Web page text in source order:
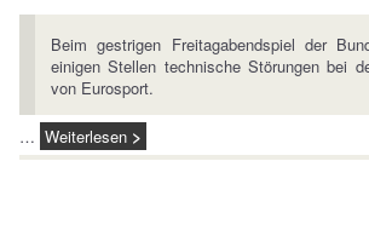
Beim gestrigen Freitagabendspiel der
einigen Stellen technische Störungen bei
von Eurosport.
… Weiterlesen